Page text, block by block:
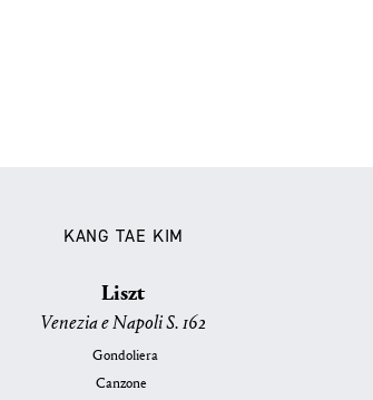
KANG TAE KIM
Liszt
Venezia e Napoli S. 162
Gondoliera
Canzone